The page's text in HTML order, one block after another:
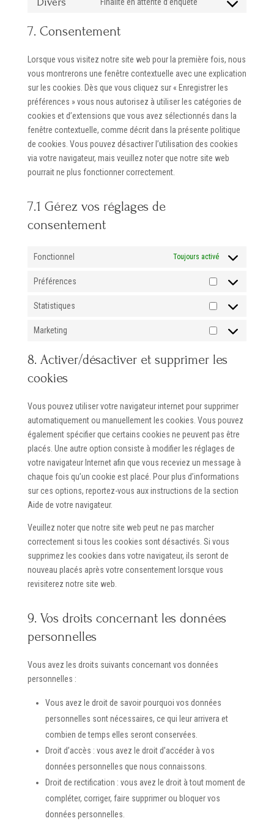
Consent
7. Consentement
Lorsque vous visitez notre site web pour la première fois, nous
vous montrerons une fenêtre contextuelle avec une explication
sur les cookies. Dès que vous cliquez sur « Enregistrer les
préférences » vous nous autorisez à utiliser les catégories de
cookies et d’extensions que vous avez sélectionnés dans la
fenêtre contextuelle, comme décrit dans la présente politique
de cookies. Vous pouvez désactiver l’utilisation des cookies
via votre navigateur, mais veuillez noter que notre site web
pourrait ne plus fonctionner correctement.
7.1 Gérez vos réglages de
consentement
Fonctionnel Toujours activé
Préférences
Préférences
Statistiques
Statistiques
Marketing
Marketing
8. Activer/désactiver et supprimer les
cookies
Vous pouvez utiliser votre navigateur internet pour supprimer
automatiquement ou manuellement les cookies. Vous pouvez
également spécifier que certains cookies ne peuvent pas être
placés. Une autre option consiste à modifier les réglages de
votre navigateur Internet afin que vous receviez un message à
chaque fois qu’un cookie est placé. Pour plus d’informations
sur ces options, reportez-vous aux instructions de la section
Aide de votre navigateur.
Veuillez noter que notre site web peut ne pas marcher
correctement si tous les cookies sont désactivés. Si vous
supprimez les cookies dans votre navigateur, ils seront de
nouveau placés après votre consentement lorsque vous
revisiterez notre site web.
9. Vos droits concernant les données
personnelles
Vous avez les droits suivants concernant vos données
personnelles :
Vous avez le droit de savoir pourquoi vos données
personnelles sont nécessaires, ce qui leur arrivera et
combien de temps elles seront conservées.
Droit d’accès : vous avez le droit d’accéder à vos
données personnelles que nous connaissons.
Droit de rectification : vous avez le droit à tout moment de
compléter, corriger, faire supprimer ou bloquer vos
données personnelles.